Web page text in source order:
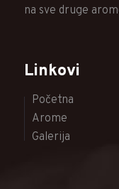
na sve druge
Linkovi
Početna
Arome
Galerija